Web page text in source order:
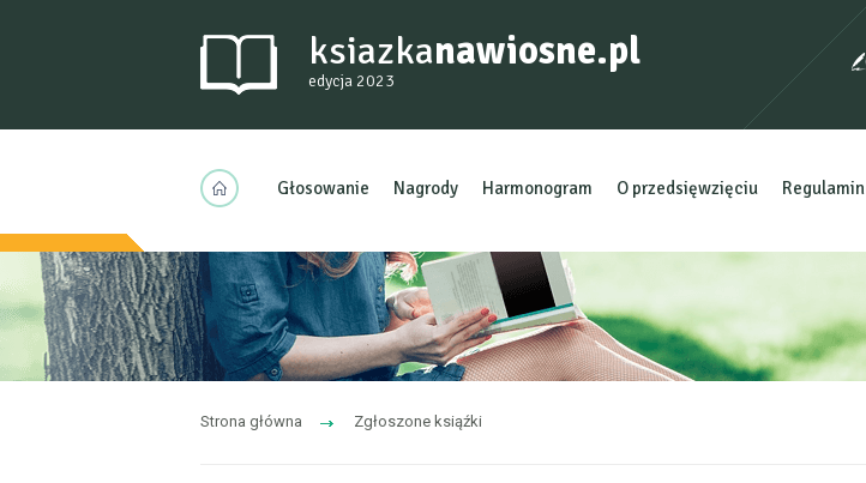
ksiazkanawiosne.pl
edycja 2023
Głosowanie Nagrody Harmonogram O przedsięwzięciu Regulamin
Strona główna Zgłoszone ksiąźki